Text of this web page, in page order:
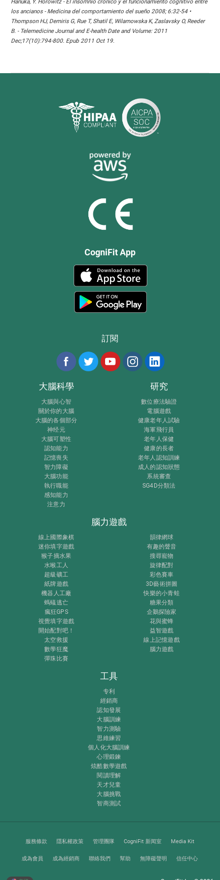
Hanuka, Y. Horowitz - El insomnio crónico y el funcionamiento cognitivo entre
los ancianos - Medicina del comportamiento del sueño 2008; 6:32-54 •
Thompson HJ, Demiris G, Rue T, Shatil E, Wilamowska K, Zaslavsky O, Reeder
B. - Telemedicine Journal and E-health Date and Volume: 2011
Dec;17(10):794-800. Epub 2011 Oct 19.
CogniFit App
訂閱
大腦科學
大腦與心智
關於你的大腦
大腦的各個部分
神经元
大腦可塑性
認知能力
記憶喪失
智力障礙
大腦功能
執行職能
感知能力
注意力
研究
數位療法驗證
電腦遊戲
健康老年人試驗
海軍飛行員
老年人保健
健康的長者
老年人認知訓練
成人的認知狀態
系統審查
SG4D分類法
腦力遊戲
線上國際象棋
迷你填字遊戲
猴子摘水果
水喉工人
超級礦工
紙牌遊戲
機器人工廠
螞蟻逃亡
瘋狂GPS
視覺填字遊戲
開始配對吧！
太空救援
數學狂魔
彈珠比賽
韻律網球
有趣的聲音
搜尋寵物
旋律配對
彩色賽車
3D藝術拼圖
快樂的小青蛙
糖果分類
企鵝探險家
花與蜜蜂
益智遊戲
線上記憶遊戲
腦力遊戲
工具
专利
經銷商
認知發展
大腦訓練
智力測驗
思維練習
個人化大腦訓練
心理鍛鍊
炫酷數學遊戲
閱讀理解
天才兒童
大腦挑戰
智商測試
服務條款 隱私權政策 管理團隊 CogniFit 新闻室 Media Kit
成為會員 成為經銷商 聯絡我們 幫助 無障礙聲明 信任中心